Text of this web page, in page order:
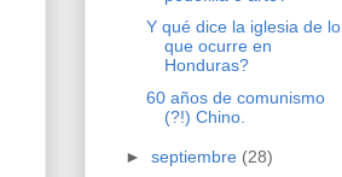
Y qué dice la iglesia de lo
que ocurre en
Honduras?
60 años de comunismo
(?!) Chino.
► septiembre (28)